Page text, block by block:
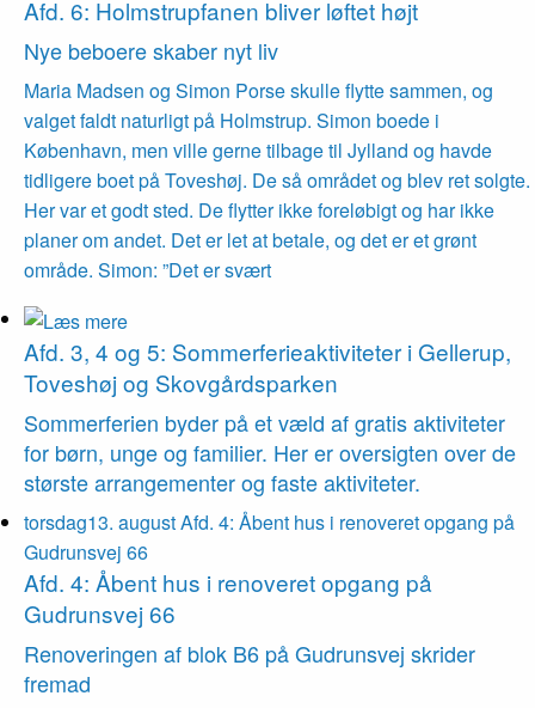
Afd. 6: Holmstrupfanen bliver løftet højt
Nye beboere skaber nyt liv
Maria Madsen og Simon Porse skulle flytte sammen, og
valget faldt naturligt på Holmstrup. Simon boede i
København, men ville gerne tilbage til Jylland og havde
tidligere boet på Toveshøj. De så området og blev ret solgte.
Her var et godt sted. De flytter ikke foreløbigt og har ikke
planer om andet. Det er let at betale, og det er et grønt
område. Simon: ”Det er svært
Afd. 3, 4 og 5: Sommer­ferie­aktiviteter i Gellerup,
Toveshøj og Skovgårds­parken
Sommer­ferien byder på et væld af gratis aktiviteter
for børn, unge og familier. Her er oversigten over de
største arrangementer og faste aktiviteter.
torsdag13. augustAfd. 4: Åbent hus i renoveret opgang på
Gudrunsvej 66
Afd. 4: Åbent hus i renoveret opgang på
Gudrunsvej 66
Renove­ringen af blok B6 på Gudrunsvej skrider
fremad